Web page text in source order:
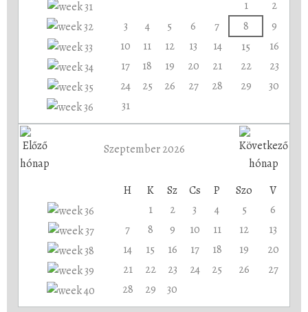
1
2
3
4 5 6 7 8
9
10
11 12 13 14 15
16
17
18 19 20 21 22
23
24
25 26 27 28 29
30
31
Szeptember 2026
H K Sz Cs P Szo
V
1
2 3 4 5
6
7
8 9 10 11 12
13
14
15 16 17 18 19
20
21
22 23 24 25 26
27
28
29 30